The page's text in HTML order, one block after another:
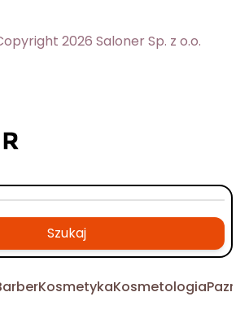
2026 Saloner Sp. z o.o.
Szukaj
KosmetykaKosmetologia